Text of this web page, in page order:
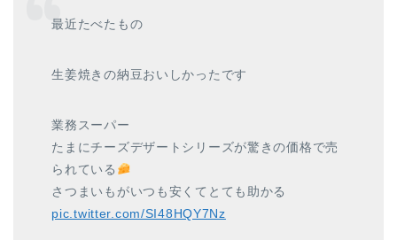
最近たべたもの
生姜焼きの納豆おいしかったです
業務スーパー
たまにチーズデザートシリーズが驚きの価格で売
られている
さつまいもがいつも安くてとても助かる
pic.twitter.com/SI48HQY7Nz